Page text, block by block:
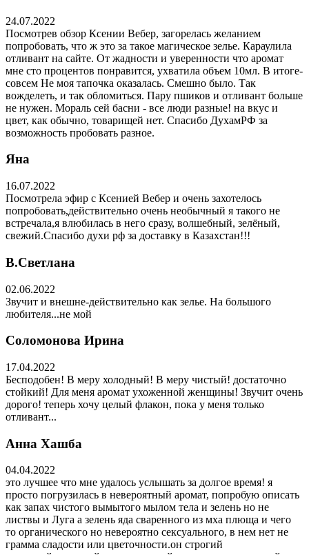
24.07.2022
Посмотрев обзор Ксении Вебер, загорелась желанием
попробовать, что ж это за такое магическое зелье. Караулила
отливант на сайте. От жадности и уверенности что аромат
мне сто процентов понравится, ухватила объем 10мл. В итоге-
совсем Не моя тапочка оказалась. Смешно было. Так
вожделеть, и так обломиться. Пару пшиков и отливант больше
не нужен. Мораль сей басни - все люди разные! на вкус и
цвет, как обычно, товарищей нет. Спасибо ДухамРФ за
возможность пробовать разное.
Яна
16.07.2022
Посмотрела эфир с Ксенией Вебер и очень захотелось
попробовать,действительно очень необычный я такого не
встречала,я влюбилась в него сразу, волшебный, зелёный,
свежий.Спасибо духи рф за доставку в Казахстан!!!
В.Светлана
02.06.2022
Звучит и внешне-действительно как зелье. На большого
любителя...не мой
Соломонова Ирина
17.04.2022
Бесподобен! В меру холодный! В меру чистый! достаточно
стойкий! Для меня аромат ухоженной женщины! Звучит очень
дорого! теперь хочу целый флакон, пока у меня только
отливант...
Анна Хашба
04.04.2022
это лучшее что мне удалось услышать за долгое время! я
просто погрузилась в невероятный аромат, попробую описать
как запах чистого вымытого мылом тела и зелень но не
листвы и Луга а зелень яда сваренного из мха плюща и чего
то органического но невероятно сексуального, в нем нет не
грамма сладости или цветочности.он строгий